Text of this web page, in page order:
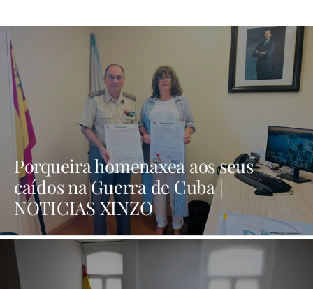
Porqueira homenaxea aos seus
caídos na Guerra de Cuba |
NOTICIAS XINZO